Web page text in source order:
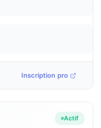
Inscription pro
Actif